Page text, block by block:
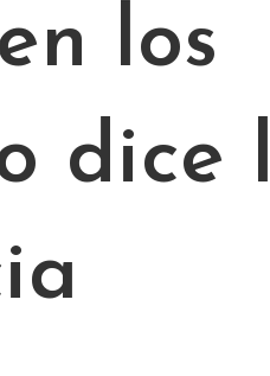
los
dice